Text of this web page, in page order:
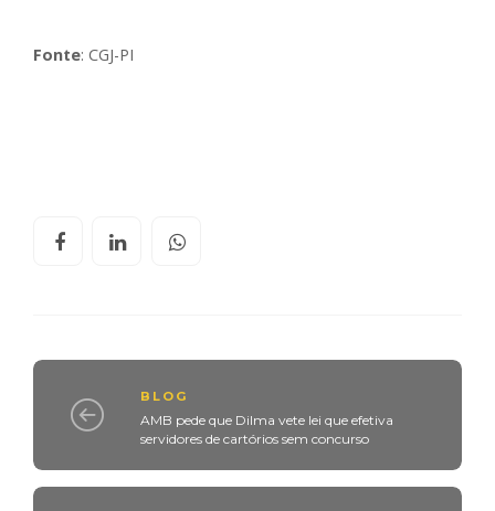
Fonte: CGJ-PI
BLOG
AMB pede que Dilma vete lei que efetiva
servidores de cartórios sem concurso